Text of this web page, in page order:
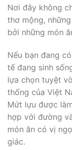
Nơi đây không
thơ mộng,
bởi những món
Nếu bạn đang
tế đang sinh
lựa chọn tuyệt
thống của Việt
Mứt lựu được
hợp với đường
món ăn có vị
giác.